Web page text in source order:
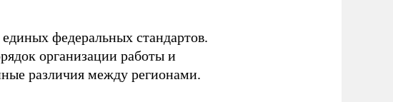
федеральных стандартов.
организации работы и
различия между регионами.